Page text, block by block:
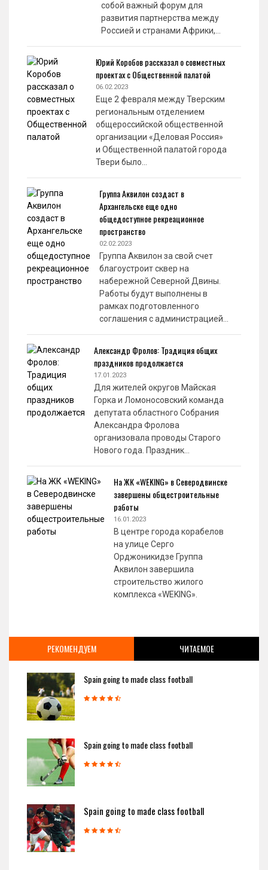
собой важный форум для
развития партнерства между
Россией и странами Африки,…
Юрий Коробов рассказал о совместных
проектах с Общественной палатой
06.02.2023
Еще 2 февраля между Тверским
региональным отделением
общероссийской общественной
организации «Деловая Россия»
и Общественной палатой города
Твери было…
Группа Аквилон создаст в
Архангельске еще одно
общедоступное рекреационное
пространство
02.02.2023
Группа Аквилон за свой счет
благоустроит сквер на
набережной Северной Двины.
Работы будут выполнены в
рамках подготовленного
соглашения с администрацией…
Александр Фролов: Традиция общих
праздников продолжается
17.01.2023
Для жителей округов Майская
Горка и Ломоносовский команда
депутата областного Собрания
Александра Фролова
организовала проводы Старого
Нового года. Праздник…
На ЖК «WEKING» в Северодвинске
завершены общестроительные
работы
16.01.2023
В центре города корабелов
на улице Серго
Орджоникидзе Группа
Аквилон завершила
строительство жилого
комплекса «WEKING».
РЕКОМЕНДУЕМ ЧИТАЕМОЕ
Spain going to made class football
Spain going to made class football
Spain going to made class football